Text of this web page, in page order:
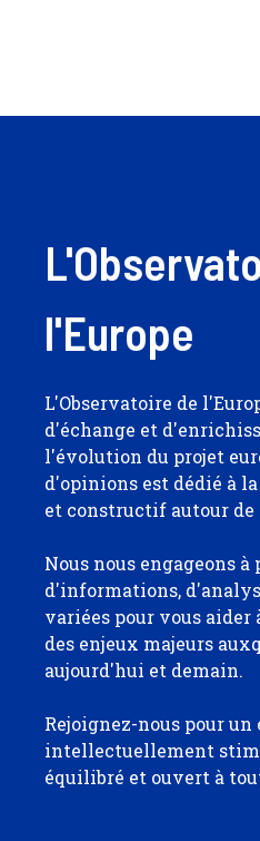
l'Europe
L'Observatoire de
d'échange et
l'évolution du projet
d'opinions est dédié à
et constructif autour
Nous nous engageons
d'informations,
variées pour vous aider
des enjeux majeurs
aujourd'hui et demain.
Rejoignez-nous pour un
intellectuellement
équilibré et ouvert à